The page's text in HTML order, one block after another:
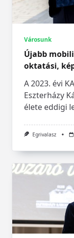
Városunk
Újabb
oktatási,
A 2023. évi
Eszterházy
élete eddigi
Egrivalasz